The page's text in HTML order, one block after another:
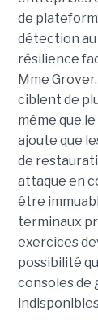
de
détection au
résilience
Mme
ciblent de
même que
ajoute que
de
attaque en
être
terminaux
exercices
possibilité
consoles de